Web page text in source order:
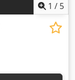
1 / 5